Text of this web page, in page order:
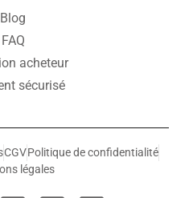
Blog
FAQ
acheteur
sécurisé
CGVPolitique de confidentialité
légales